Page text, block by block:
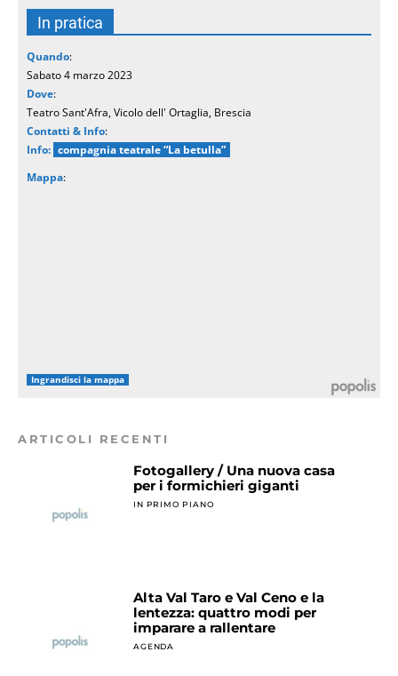
In pratica
Quando:
Sabato 4 marzo 2023
Dove:
Teatro Sant'Afra, Vicolo dell' Ortaglia, Brescia
Contatti & Info:
Info: compagnia teatrale “La betulla”
Mappa:
Ingrandisci la mappa
ARTICOLI RECENTI
Fotogallery / Una nuova casa
per i formichieri giganti
IN PRIMO PIANO
Alta Val Taro e Val Ceno e la
lentezza: quattro modi per
imparare a rallentare
AGENDA